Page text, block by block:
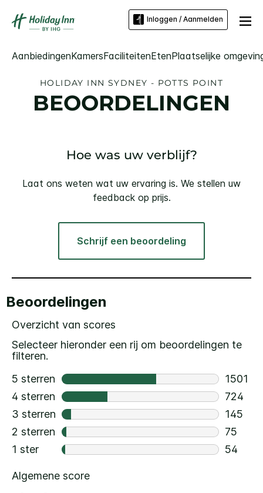
Inloggen / Aanmelden
AanbiedingenKamersFaciliteitenEtenPlaatselijke
HOLIDAY INN SYDNEY - POTTS POINT
BEOORDELINGEN
Hoe was uw verblijf?
Laat ons weten wat uw ervaring is. We stellen uw
feedback op prijs.
Schrijf een beoordeling